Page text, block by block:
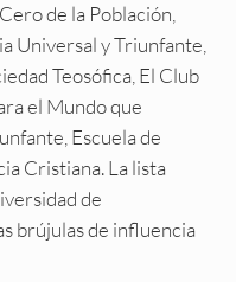
de la Población,
Universal y Triunfante,
Teosófica, El Club
el Mundo que
Escuela de
Cristiana. La lista
de
brújulas de influencia